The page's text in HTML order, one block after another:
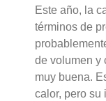
Este año, la
términos de
de volumen y
muy buena.
calor, pero su